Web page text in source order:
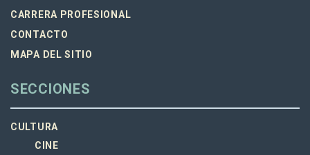
CARRERA PROFESIONAL
CONTACTO
MAPA DEL SITIO
SECCIONES
CULTURA
CINE